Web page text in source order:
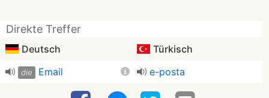
Direkte Treffer
Deutsch Türkisch
die Email e-posta